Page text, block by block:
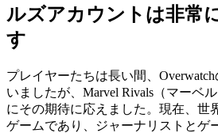
ルズアカウントは非常
す
プレイヤーたちは長い間、
いましたが、Marvel Rivals（マーベ
にその期待に応えました。現在、世
ゲームであり、ジャーナリストとゲ